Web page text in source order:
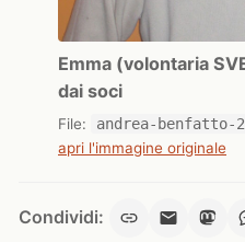
Emma (volontaria
dai soci
File: andrea-benfatto-
apri l'immagine originale
Condividi: